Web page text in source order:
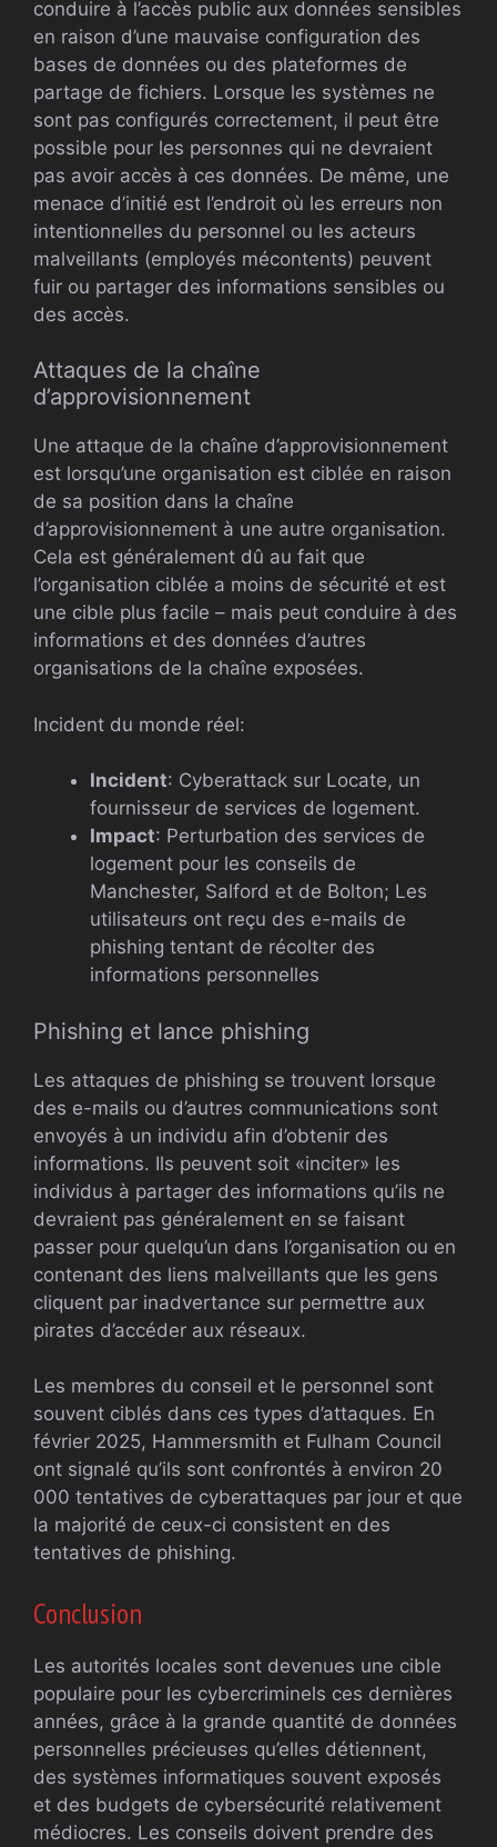
conduire à l’accès public aux données sensibles
en raison d’une mauvaise configuration des
bases de données ou des plateformes de
partage de fichiers. Lorsque les systèmes ne
sont pas configurés correctement, il peut être
possible pour les personnes qui ne devraient
pas avoir accès à ces données. De même, une
menace d’initié est l’endroit où les erreurs non
intentionnelles du personnel ou les acteurs
malveillants (employés mécontents) peuvent
fuir ou partager des informations sensibles ou
des accès.
Attaques de la chaîne
d’approvisionnement
Une attaque de la chaîne d’approvisionnement
est lorsqu’une organisation est ciblée en raison
de sa position dans la chaîne
d’approvisionnement à une autre organisation.
Cela est généralement dû au fait que
l’organisation ciblée a moins de sécurité et est
une cible plus facile – mais peut conduire à des
informations et des données d’autres
organisations de la chaîne exposées.
Incident du monde réel:
Incident: Cyberattack sur Locate, un
fournisseur de services de logement.
Impact: Perturbation des services de
logement pour les conseils de
Manchester, Salford et de Bolton; Les
utilisateurs ont reçu des e-mails de
phishing tentant de récolter des
informations personnelles
Phishing et lance phishing
Les attaques de phishing se trouvent lorsque
des e-mails ou d’autres communications sont
envoyés à un individu afin d’obtenir des
informations. Ils peuvent soit «inciter» les
individus à partager des informations qu’ils ne
devraient pas généralement en se faisant
passer pour quelqu’un dans l’organisation ou en
contenant des liens malveillants que les gens
cliquent par inadvertance sur permettre aux
pirates d’accéder aux réseaux.
Les membres du conseil et le personnel sont
souvent ciblés dans ces types d’attaques. En
février 2025, Hammersmith et Fulham Council
ont signalé qu’ils sont confrontés à environ 20
000 tentatives de cyberattaques par jour et que
la majorité de ceux-ci consistent en des
tentatives de phishing.
Conclusion
Les autorités locales sont devenues une cible
populaire pour les cybercriminels ces dernières
années, grâce à la grande quantité de données
personnelles précieuses qu’elles détiennent,
des systèmes informatiques souvent exposés
et des budgets de cybersécurité relativement
médiocres. Les conseils doivent prendre des